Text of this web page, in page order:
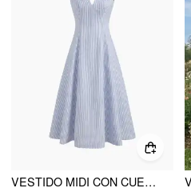
VESTIDO MIDI CON CUELLO CUADRADO, RAYAS Y VOLANTES EN EL FALDÓN